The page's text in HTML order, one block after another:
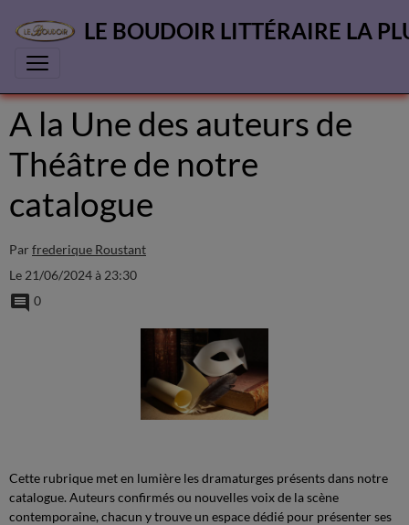
LE BOUDOIR LITTÉRAIRE LA
A la Une des auteurs de
Théâtre de notre
catalogue
Par frederique Roustant
Le 21/06/2024à 23:30
0
Cette rubrique met en lumière les dramaturges présents dans notre
catalogue. Auteurs confirmés ou nouvelles voix de la scène
contemporaine, chacun y trouve un espace dédié pour présenter ses